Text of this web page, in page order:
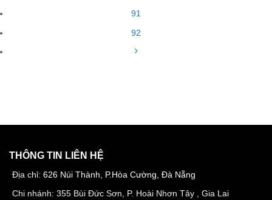
91
92
THÔNG TIN LIÊN HỆ
Địa chỉ: 626 Núi Thành, P.Hòa Cường, Đà Nẵng
Chi nhánh: 355 Bùi Đức Sơn, P. Hoài Nhơn Tây , Gia Lai